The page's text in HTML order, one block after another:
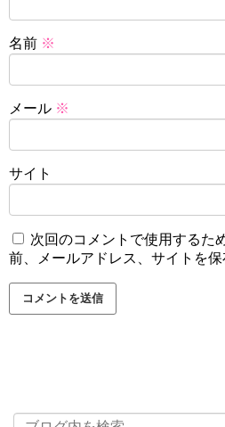
名前 ※
メール ※
サイト
次回のコメントで使用するた
前、メールアドレス、サイトを保